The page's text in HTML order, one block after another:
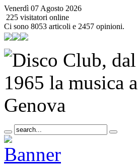
Venerdì 07 Agosto 2026
225 visitatori online
Ci sono 8053 articoli e 2457 opinioni.